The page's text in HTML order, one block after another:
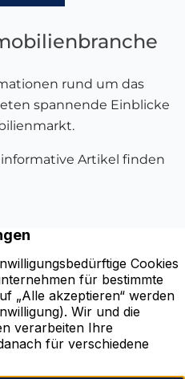
rund um das
spannende Einblicke
Artikel finden